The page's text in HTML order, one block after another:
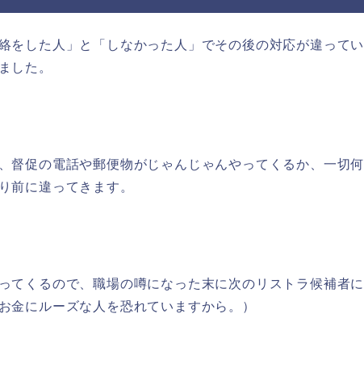
をした人」と「しなかった人」でその後の対応が違って
した。
督促の電話や郵便物がじゃんじゃんやってくるか、一切
前に違ってきます。
てくるので、職場の噂になった末に次のリストラ候補者
金にルーズな人を恐れていますから。）